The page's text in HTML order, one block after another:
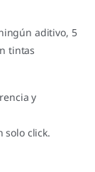
aditivo, 5
tintas
y
solo click.